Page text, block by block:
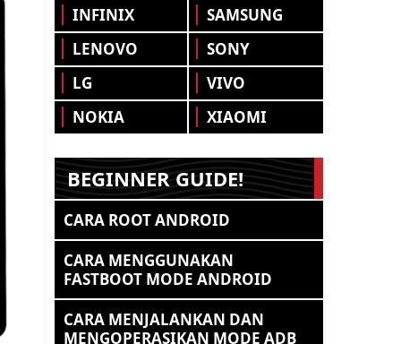
INFINIX
LENOVO
LG
NOKIA
SAMSUNG
SONY
VIVO
XIAOMI
BEGINNER GUIDE!
CARA ROOT ANDROID
CARA MENGGUNAKAN
FASTBOOT MODE ANDROID
CARA MENJALANKAN DAN
MENGOPERASIKAN MODE ADB